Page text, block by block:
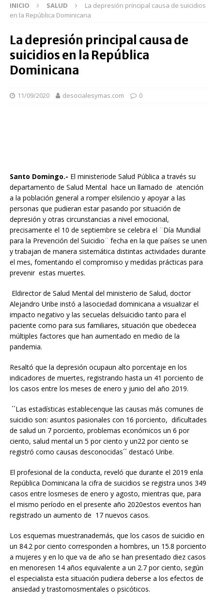
INICIO SALUD
La depresión principal causa de suicidios
en la República Dominicana
La depresión principal causa de
suicidios en la República
Dominicana
11/09/2020 desocialesymas.com 0
Santo Domingo.- El ministeriode Salud Pública a través su
departamento de Salud Mental hace un llamado de atención
a la población general a romper elsilencio y apoyar a las
personas que pudieran estar pasando por situación de
depresión y otras circunstancias a nivel emocional,
precisamente el 10 de septiembre se celebra el ¨Día Mundial
para la Prevención del Suicidio¨ fecha en la que países se unen
y trabajan de manera sistemática distintas actividades durante
el mes, fomentando el compromiso y medidas prácticas para
prevenir estas muertes.
Eldirector de Salud Mental del ministerio de Salud, doctor
Alejandro Uribe instó a lasociedad dominicana a visualizar el
impacto negativo y las secuelas delsuicidio tanto para el
paciente como para sus familiares, situación que obedecea
múltiples factores que han aumentado en medio de la
pandemia.
Resaltó que la depresión ocupaun alto porcentaje en los
indicadores de muertes, registrando hasta un 41 porciento de
los casos entre los meses de enero y junio del año 2019.
´´Las estadísticas establecenque las causas más comunes de
suicidio son: asuntos pasionales con 16 porciento, dificultades
de salud un 7 porciento, problemas económicos un 6 por
ciento, salud mental un 5 por ciento y un22 por ciento se
registró como causas desconocidas´´ destacó Uribe.
El profesional de la conducta, reveló que durante el 2019 enla
República Dominicana la cifra de suicidios se registra unos 349
casos entre losmeses de enero y agosto, mientras que, para
el mismo período en el presente año 2020estos eventos han
registrado un aumento de 17 nuevos casos.
Los esquemas muestranademás, que los casos de suicidio en
un 84.2 por ciento corresponden a hombres, un 15.8 porciento
a mujeres y en lo que va de año se han presentado diez casos
en menoresen 14 años equivalente a un 2.7 por ciento, según
el especialista esta situación pudiera deberse a los efectos de
ansiedad y trastornosmentales o psicóticos.